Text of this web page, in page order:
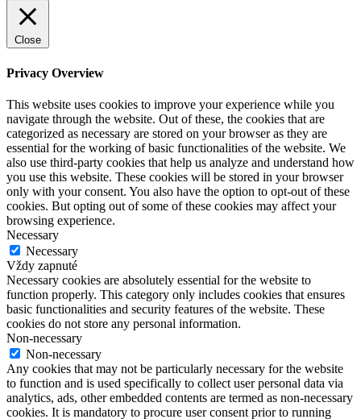
Close
Privacy Overview
This website uses cookies to improve your experience while you
navigate through the website. Out of these, the cookies that are
categorized as necessary are stored on your browser as they are
essential for the working of basic functionalities of the website. We
also use third-party cookies that help us analyze and understand how
you use this website. These cookies will be stored in your browser
only with your consent. You also have the option to opt-out of these
cookies. But opting out of some of these cookies may affect your
browsing experience.
Necessary
Necessary
Vždy zapnuté
Necessary cookies are absolutely essential for the website to
function properly. This category only includes cookies that ensures
basic functionalities and security features of the website. These
cookies do not store any personal information.
Non-necessary
Non-necessary
Any cookies that may not be particularly necessary for the website
to function and is used specifically to collect user personal data via
analytics, ads, other embedded contents are termed as non-necessary
cookies. It is mandatory to procure user consent prior to running